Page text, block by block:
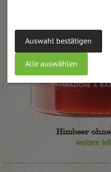
Auswahl bestätigen
Alle auswählen
Himbeer
weitere